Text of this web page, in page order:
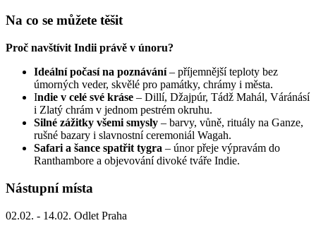
Na co se můžete těšit
Proč navštívit Indii právě v únoru?
Ideální počasí na poznávání– příjemnější teploty bez
úmorných veder, skvělé pro památky, chrámy i města.
Indie v celé své kráse – Dillí, Džajpúr, Tádž Mahál, Váránásí
i Zlatý chrám v jednom pestrém okruhu.
Silné zážitky všemi smysly – barvy, vůně, rituály na Ganze,
rušné bazary i slavnostní ceremoniál Wagah.
Safari a šance spatřit tygra – únor přeje výpravám do
Ranthambore a objevování divoké tváře Indie.
Nástupní místa
02.02. - 14.02. Odlet Praha